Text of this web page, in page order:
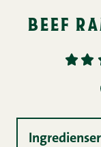
beef
1 2
Ingredienser